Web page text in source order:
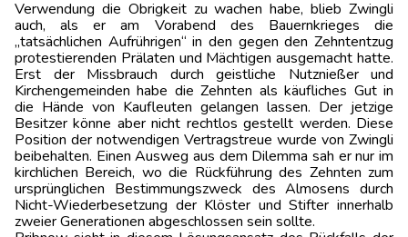
Verwendung die Obrigkeit zu wachen habe, blieb Zwingli
auch, als er am Vorabend des Bauernkrieges die
„tatsächlichen Aufrührigen“ in den gegen den Zehntentzug
protestierenden Prälaten und Mächtigen ausgemacht hatte.
Erst der Missbrauch durch geistliche Nutznießer und
Kirchengemeinden habe die Zehnten als käufliches Gut in
die Hände von Kaufleuten gelangen lassen. Der jetzige
Besitzer könne aber nicht rechtlos gestellt werden. Diese
Position der notwendigen Vertragstreue wurde von Zwingli
beibehalten. Einen Ausweg aus dem Dilemma sah er nur im
kirchlichen Bereich, wo die Rückführung des Zehnten zum
ursprünglichen Bestimmungszweck des Almosens durch
Nicht-Wiederbesetzung der Klöster und Stifter innerhalb
zweier Generationen abgeschlossen sein sollte.